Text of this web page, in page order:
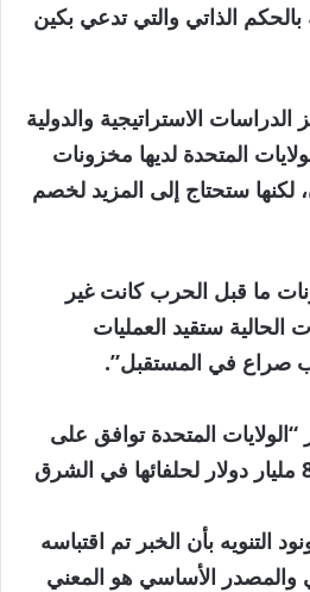
بالحكم الذاتي والتي تدعي بكين
الاستراتيجية والدولية
المتحدة لديها مخزونات
لكنها ستحتاج إلى المزيد لخصم
ما قبل الحرب كانت غير
الحالية ستقيد العمليات
صراع في المستقبل”.
المتحدة توافق على
مبيعات أسلحة بقيمة 8.6 مليار دولار لحلفائها في الشرق
من اشراق العالم 24 ونود التنويه بأن الخبر تم اقتباسه
والمصدر الأساسي هو المعني